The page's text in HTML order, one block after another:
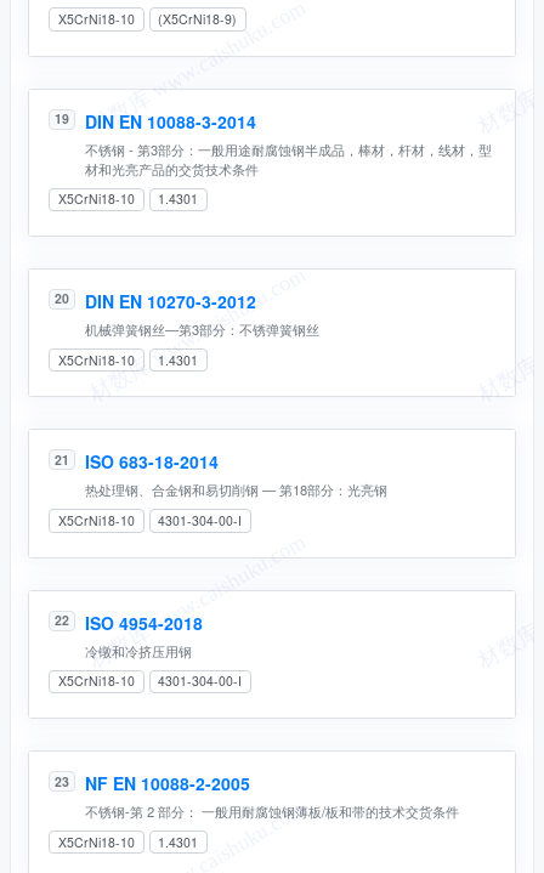
X5CrNi18-10 (X5CrNi18-9)
19 DIN EN 10088-3-2014
不锈钢 - 第3部分：一般用途耐腐蚀钢半成品，棒材，杆材，线材，型
材和光亮产品的交货技术条件
X5CrNi18-10 1.4301
20 DIN EN 10270-3-2012
机械弹簧钢丝—第3部分：不锈弹簧钢丝
X5CrNi18-10 1.4301
21 ISO 683-18-2014
热处理钢、合金钢和易切削钢 — 第18部分：光亮钢
X5CrNi18-10 4301-304-00-I
22 ISO 4954-2018
冷镦和冷挤压用钢
X5CrNi18-10 4301-304-00-I
23 NF EN 10088-2-2005
不锈钢-第 2 部分： 一般用耐腐蚀钢薄板/板和带的技术交货条件
X5CrNi18-10 1.4301